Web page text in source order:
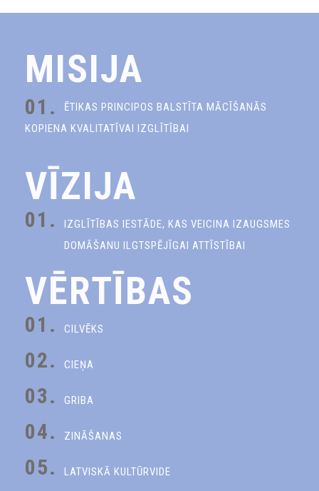
MISIJA
01.
ĒTIKAS PRINCIPOS BALSTĪTA MĀCĪŠANĀS
KOPIENA KVALITATĪVAI IZGLĪTĪBAI
VĪZIJA
01.
IZGLĪTĪBAS IESTĀDE, KAS VEICINA IZAUGSMES
DOMĀŠANU ILGTSPĒJĪGAI ATTĪSTĪBAI
VĒRTĪBAS
01. CILVĒKS
02. CIEŅA
03. GRIBA
04. ZINĀŠANAS
05. LATVISKĀ KULTŪRVIDE